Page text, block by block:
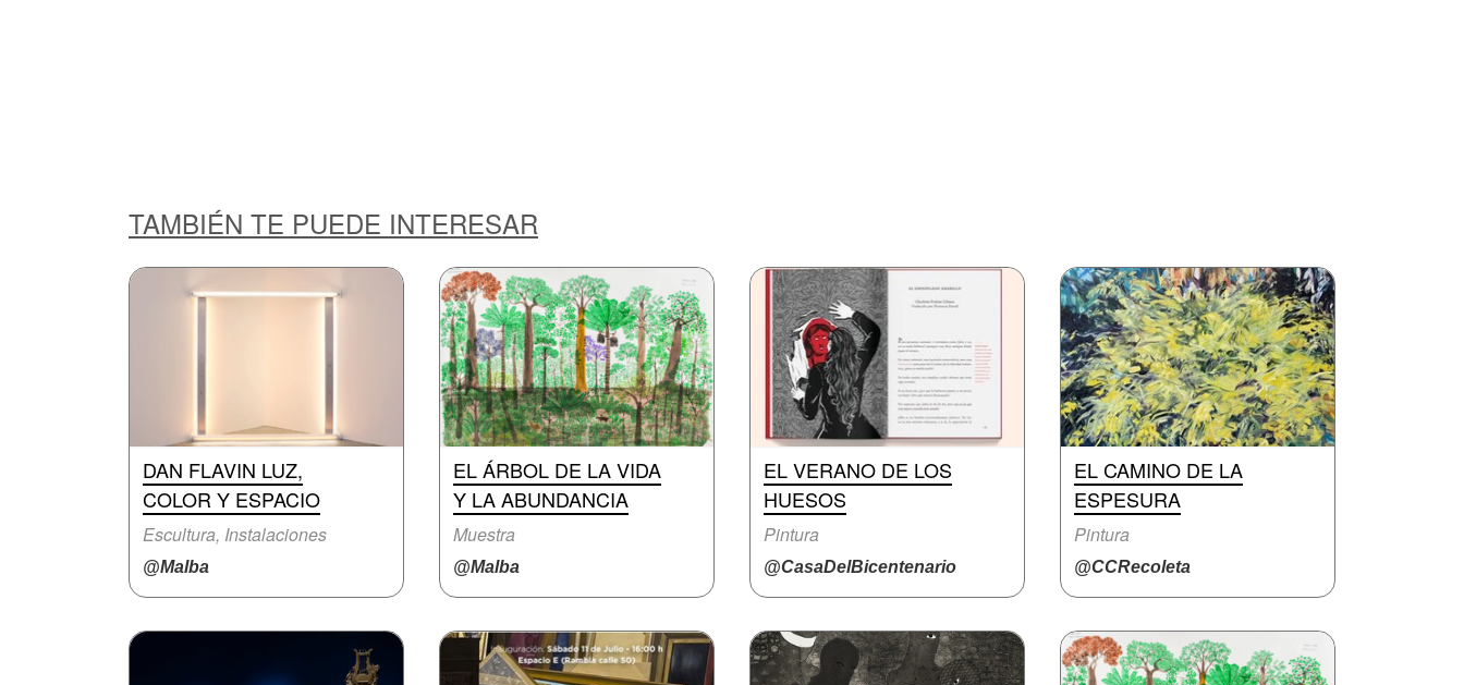
TAMBIÉN TE PUEDE INTERESAR
DAN FLAVIN LUZ,
COLOR Y ESPACIO
Escultura, Instalaciones
@Malba
EL ÁRBOL DE LA VIDA
Y LA ABUNDANCIA
Muestra
@Malba
EL VERANO DE LOS
HUESOS
Pintura
@CasaDelBicentenario
EL CAMINO DE LA
ESPESURA
Pintura
@CCRecoleta